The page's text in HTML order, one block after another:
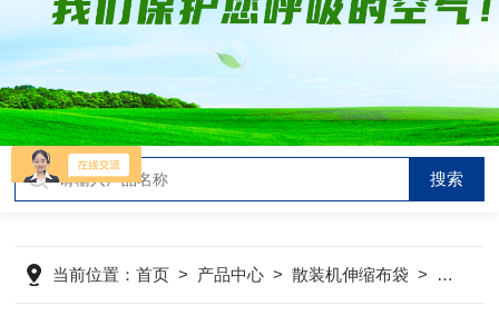
当前位置：首页 > 产品中心 >散装机伸缩布袋 > 汽车散